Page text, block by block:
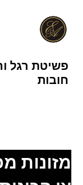
לתוכן
פשיטת רגל
חובות
מזונות